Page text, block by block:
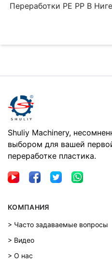
Переработки PE PP В
Shuliy Machinery,
выбором для вашей
переработке пластика.
КОМПАНИЯ
> Часто задаваемые вопросы
> Видео
> О нас